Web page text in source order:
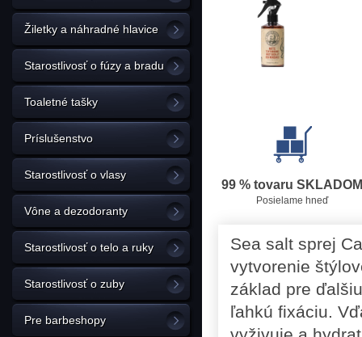
Žiletky a náhradné hlavice
Starostlivosť o fúzy a bradu
Toaletné tašky
Príslušenstvo
Starostlivosť o vlasy
Vône a dezodoranty
Starostlivosť o telo a ruky
Starostlivosť o zuby
Pre barbeshopy
99 % tovaru SKLADOM
Posielame hneď
Sea salt sprej
vytvorenie
základ pre
ľahkú fixáciu.